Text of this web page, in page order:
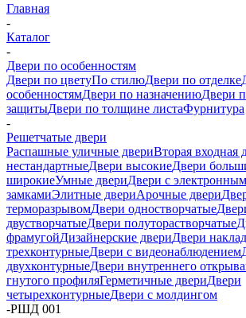
Главная
-
Каталог
-
Двери по особенностям
Двери по цветуПо стилюДвери по отделке
особенностямДвери по назначениюДвери
защитыДвери по толщине листаФурнитура
-
Решетчатые двери
Распашные уличные двериВторая входная
нестандартныеДвери высокиеДвери
широкиеУмные двериДвери с
замкамиЭлитные двериАрочные двери
терморазрывомДвери одностворчатые
двустворчатыеДвери полуторастворчатые
фрамугойДизайнерские двериДвери
трехконтурныеДвери с видеонаблюдением
двухконтурныеДвери внутреннего
гнутого профиляГерметичные двериДвери
четырехконтурныеДвери с молдингом
-РШД 001